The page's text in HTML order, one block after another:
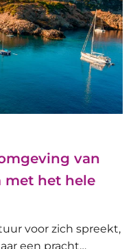
van
met het hele
voor zich spreekt,
een pracht…